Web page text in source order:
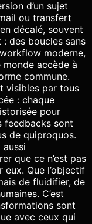
d’un sujet
ou transfert
décalé, souvent
des boucles sans
moderne,
accède à
commune.
visibles par tous
: chaque
pour
feedbacks sont
de quiproquos.
que ce n’est pas
Que l’objectif
de fluidifier, de
C’est
sont
avec ceux qui